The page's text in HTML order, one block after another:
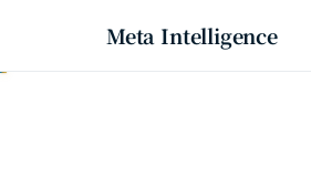
Meta Intelligence